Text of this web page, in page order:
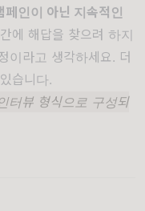
페인이 아닌 지속적인
에 해답을 찾으려 하지
이라고 생각하세요. 더
습니다.
터뷰 형식으로 구성되